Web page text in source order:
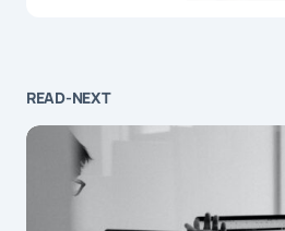
READ-NEXT